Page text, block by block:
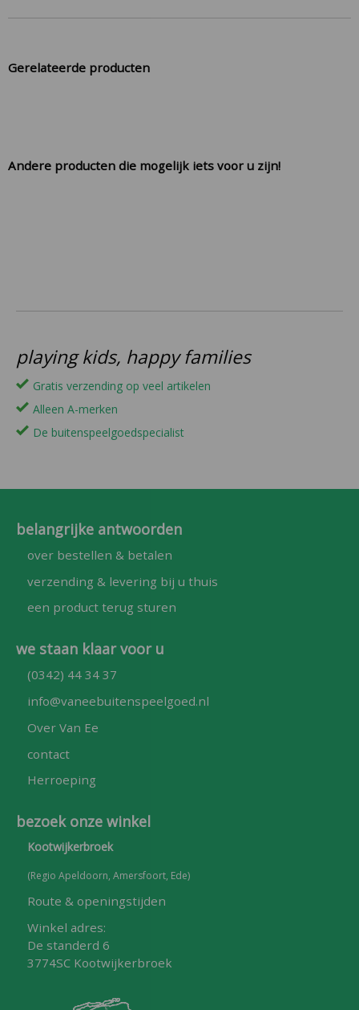
Gerelateerde producten
Andere producten die mogelijk iets voor u zijn!
playing kids, happy families
Gratis verzending op veel artikelen
Alleen A-merken
De buitenspeelgoedspecialist
belangrijke antwoorden
over bestellen & betalen
verzending & levering bij u thuis
een product terug sturen
we staan klaar voor u
(0342) 44 34 37
info@vaneebuitenspeelgoed.nl
Over Van Ee
contact
Herroeping
bezoek onze winkel
Kootwijkerbroek
(Regio Apeldoorn, Amersfoort, Ede)
Route & openingstijden
Winkel adres:
De standerd 6
3774SC Kootwijkerbroek